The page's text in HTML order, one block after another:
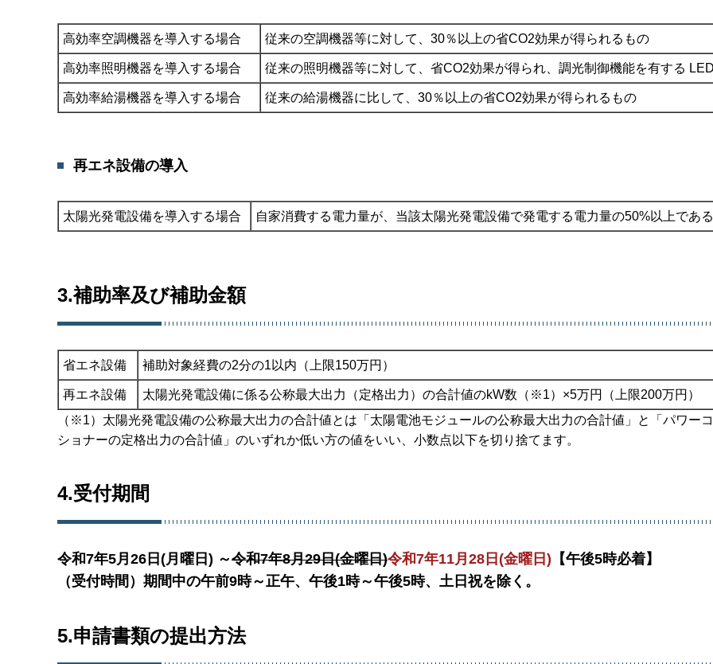
高効率空調機器を導入する場合 従来の空調機器等に対して、30％以上の省CO2効果が得られるもの
高効率照明機器を導入する場合 従来の照明機器等に対して、省CO2効果が得られ、調光制御機能を有する
高効率給湯機器を導入する場合 従来の給湯機器に比して、30％以上の省CO2効果が得られるもの
再エネ設備の導入
太陽光発電設備を導入する場合 自家消費する電力量が、当該太陽光発電設備で発電する電力量の50%以上であ
3.補助率及び補助金額
省エネ設備 補助対象経費の2分の1以内（上限150万円）
再エネ設備
太陽光発電設備に係る公称最大出力（定格出力）の合計値のkW数（※1）×5万円（上限200万円）
（※1）太陽光発電設備の公称最大出力の合計値とは「太陽電池モジュールの公称最大出力の合計値」と「パワー
ショナーの定格出力の合計値」のいずれか低い方の値をいい、小数点以下を切り捨てます。
4.受付期間
令和7年5月26日(月曜日) ～令和7年8月29日(金曜日)令和7年11月28日(金曜日) 【午後5時必着】
（受付時間）期間中の午前9時～正午、午後1時～午後5時、土日祝を除く。
5.申請書類の提出方法